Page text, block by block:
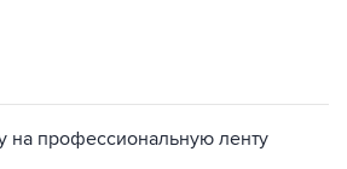
на профессиональную ленту